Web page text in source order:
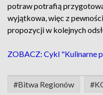
potraw potrafią
wyjątkowa, więc z
propozycji w kolejnych
ZOBACZ: Cykl "Kulinarne
#Bitwa Regionów